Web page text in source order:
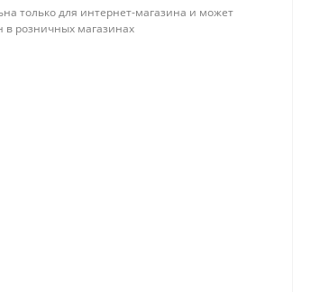
только для интернет-магазина и может
в розничных магазинах